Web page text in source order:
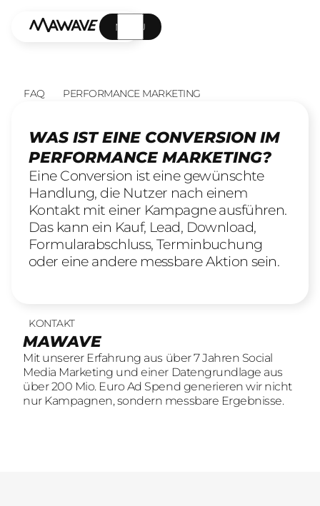
MENÜ
FAQ PERFORMANCE MARKETING
WAS IST EINE CONVERSION IM
PERFORMANCE MARKETING?
Eine Conversion ist eine gewünschte
Handlung, die Nutzer nach einem
Kontakt mit einer Kampagne ausführen.
Das kann ein Kauf, Lead, Download,
Formularabschluss, Terminbuchung
oder eine andere messbare Aktion sein.
KONTAKT
MAWAVE
Mit unserer Erfahrung aus über 7 Jahren Social
Media Marketing und einer Datengrundlage aus
über 200 Mio. Euro Ad Spend generieren wir nicht
nur Kampagnen, sondern messbare Ergebnisse.
UNSERE LEISTUNGEN
SOCIAL LEAD AGENTUR
Mit unserer Erfahrung aus über 7 Jahren Social
Media Marketing und einer Datengrundlage aus
über 200 Mio. Euro Ad Spend generieren wir nicht
nur Kampagnen, sondern messbare Ergebnisse.
23 offene Stellen
KOMM INS TEAM
Wir sind auf der Suche nach motivierten und
engagierten Menschen, die mit kreativen Ideen
und LeidenschaftConsumer Brands auf Social
übersetzen.